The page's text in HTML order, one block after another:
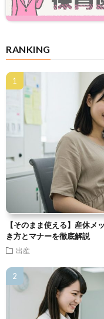
RANKING
【そのまま使える】産休
き方とマナーを徹底解説
出産